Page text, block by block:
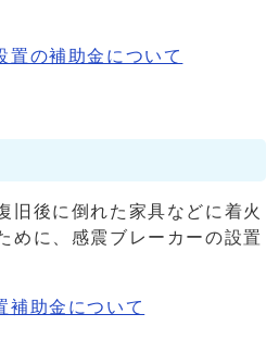
置の補助金について
旧後に倒れた家具などに着火
めに、感震ブレーカーの設置
補助金について